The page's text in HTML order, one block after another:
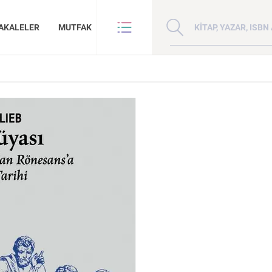
MUTFAK
Sanat
İnsan ve Toplum
KATEGORİ:
GİZLİLİK POLİTİKASI